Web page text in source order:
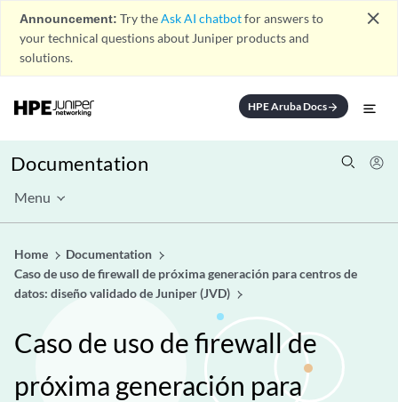
Announcement: Try theAsk AI chatbotfor answers to
your technical questions about Juniper products and
solutions.
close
HPE Aruba Docsarrow_forward
Documentation
Menu
Home
Documentation
Caso de uso de firewall de próxima generación para centros de
datos: diseño validado de Juniper (JVD)
Caso de uso de firewall de
próxima generación para